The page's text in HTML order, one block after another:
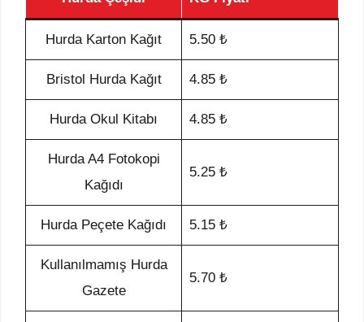
Hurda Karton Kağıt 5.50 ₺
Bristol Hurda Kağıt 4.85 ₺
Hurda Okul Kitabı 4.85 ₺
Hurda A4 Fotokopi
Kağıdı
5.25 ₺
Hurda Peçete Kağıdı 5.15 ₺
Kullanılmamış Hurda
Gazete
5.70 ₺